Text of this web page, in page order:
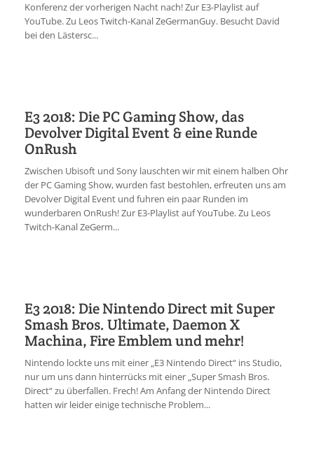
Konferenz der vorherigen Nacht nach! Zur E3-Playlist auf
YouTube. Zu Leos Twitch-Kanal ZeGermanGuy. Besucht David
bei den Lästersc...
E3 2018: Die PC Gaming Show, das
Devolver Digital Event & eine Runde
OnRush
Zwischen Ubisoft und Sony lauschten wir mit einem halben Ohr
der PC Gaming Show, wurden fast bestohlen, erfreuten uns am
Devolver Digital Event und fuhren ein paar Runden im
wunderbaren OnRush! Zur E3-Playlist auf YouTube. Zu Leos
Twitch-Kanal ZeGerm...
E3 2018: Die Nintendo Direct mit Super
Smash Bros. Ultimate, Daemon X
Machina, Fire Emblem und mehr!
Nintendo lockte uns mit einer „E3 Nintendo Direct“ ins Studio,
nur um uns dann hinterrücks mit einer „Super Smash Bros.
Direct“ zu überfallen. Frech! Am Anfang der Nintendo Direct
hatten wir leider einige technische Problem...